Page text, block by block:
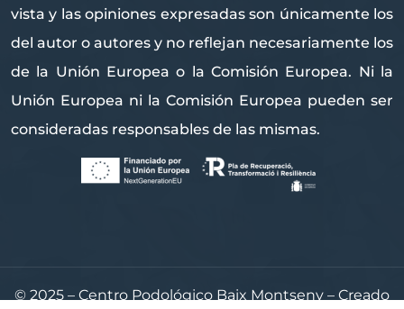
vista y las opiniones expresadas son únicamente los
del autor o autores y no reflejan necesariamente los
de la Unión Europea o la Comisión Europea. Ni la
Unión Europea ni la Comisión Europea pueden ser
consideradas responsables de las mismas.
© 2025 – Centro Podológico Baix Montseny – Creado